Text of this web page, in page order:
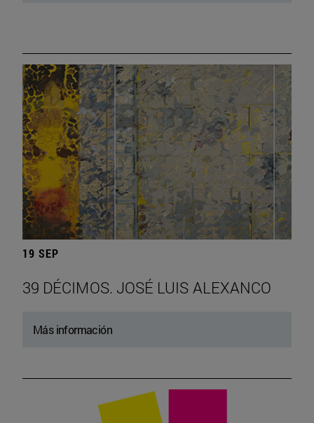
19 SEP
39 DÉCIMOS. JOSÉ LUIS ALEXANCO
Más información